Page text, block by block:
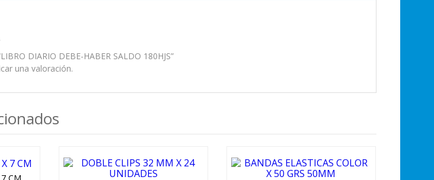
DIARIO DEBE-HABER SALDO 180HJS”
una valoración.